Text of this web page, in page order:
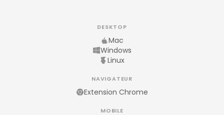
DESKTOP
Mac
Windows
Linux
NAVIGATEUR
Extension Chrome
MOBILE